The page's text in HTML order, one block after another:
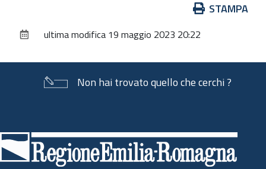
documento
STAMPA
ultima modifica 19 maggio 2023 20:22
Non hai trovato quello che cerchi ?
di
pagina